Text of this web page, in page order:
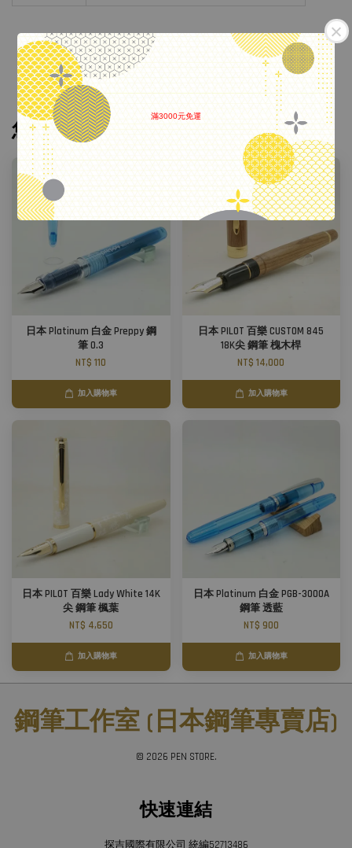
滿3000元免運
您可能也喜歡
日本 Platinum 白金 Preppy 鋼
筆 0.3
NT$ 110
加入購物車
日本 PILOT 百樂 CUSTOM 845
18K尖 鋼筆 槐木桿
NT$ 14,000
加入購物車
日本 PILOT 百樂 Lady White 14K
尖 鋼筆 楓葉
NT$ 4,650
加入購物車
日本 Platinum 白金 PGB-3000A
鋼筆 透藍
NT$ 900
加入購物車
鋼筆工作室 (日本鋼筆專賣店)
© 2026 PEN STORE.
快速連結
探吉國際有限公司 統編52713486